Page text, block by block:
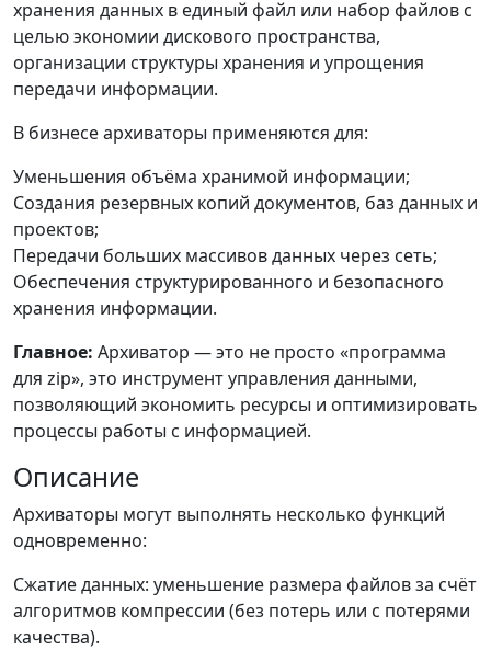
хранения данных в единый файл или набор файлов с
целью экономии дискового пространства,
организации структуры хранения и упрощения
передачи информации.
В бизнесе архиваторы применяются для:
Уменьшения объёма хранимой информации;
Создания резервных копий документов, баз данных и
проектов;
Передачи больших массивов данных через сеть;
Обеспечения структурированного и безопасного
хранения информации.
Главное: Архиватор — это не просто «программа
для zip», это инструмент управления данными,
позволяющий экономить ресурсы и оптимизировать
процессы работы с информацией.
Описание
Архиваторы могут выполнять несколько функций
одновременно:
Сжатие данных: уменьшение размера файлов за счёт
алгоритмов компрессии (без потерь или с потерями
качества).